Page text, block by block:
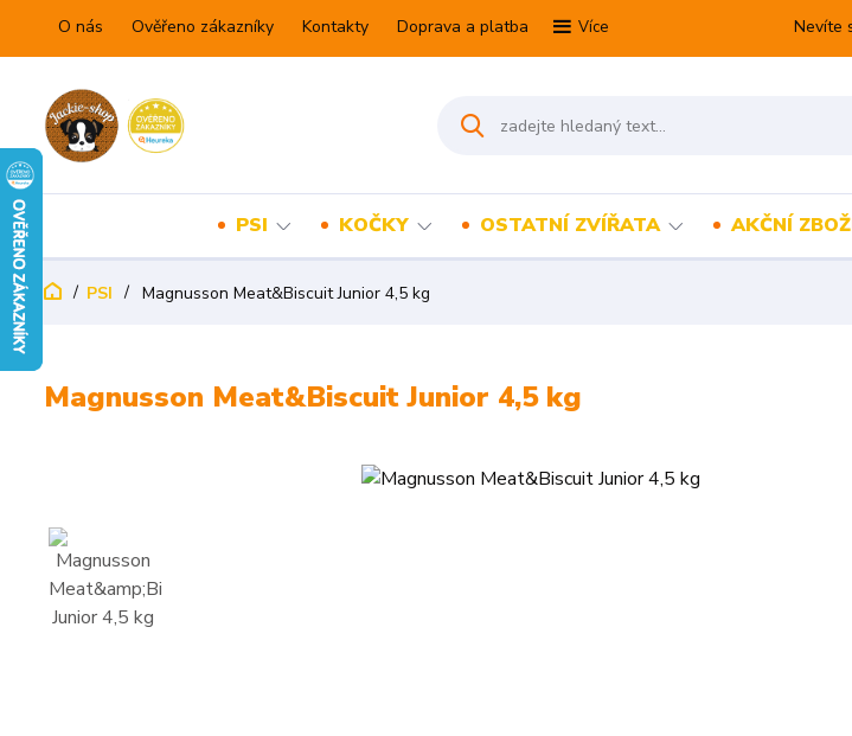
O nás Ověřeno zákazníky Kontakty Doprava a platba Více Nevíte
PSI KOČKY OSTATNÍ ZVÍŘATA AKČNÍ
PSI Magnusson Meat&Biscuit Junior 4,5 kg
Magnusson Meat&Biscuit Junior 4,5 kg